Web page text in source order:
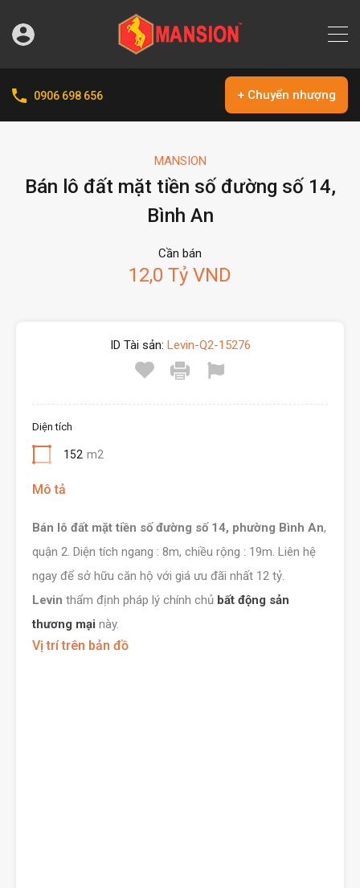
0906 698 656 + Chuyển nhượng
MANSION
Bán lô đất mặt tiền số đường số 14,
Bình An
Cần bán
12,0 Tỷ VND
ID Tài sản: Levin-Q2-15276
Diện tích
152 m2
Mô tả
Bán lô đất mặt tiền số đường số 14, phường Bình An,
quận 2. Diện tích ngang : 8m, chiều rộng : 19m. Liên hệ
ngay để sở hữu căn hộ với giá ưu đãi nhất 12 tỷ.
Levin thẩm định pháp lý chính chủ bất động sản
thương mại này.
Vị trí trên bản đồ